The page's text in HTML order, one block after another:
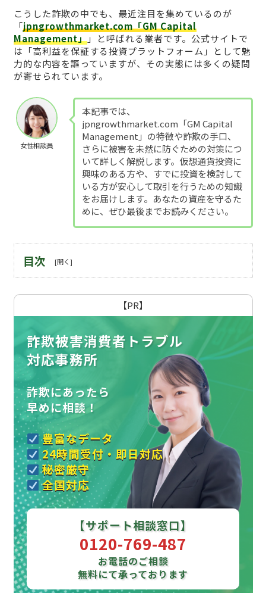
こうした詐欺の中でも、最近注目を集めているのが
「jpngrowthmarket.com「GM Capital
Management」」と呼ばれる業者です。公式サイトで
は「高利益を保証する投資プラットフォーム」として魅
力的な内容を謳っていますが、その実態には多くの疑問
が寄せられています。
女性相談員
本記事では、
jpngrowthmarket.com「GM Capital
Management」の特徴や詐欺の手口、
さらに被害を未然に防ぐための対策につ
いて詳しく解説します。仮想通貨投資に
興味のある方や、すでに投資を検討して
いる方が安心して取引を行うための知識
をお届けします。あなたの資産を守るた
めに、ぜひ最後までお読みください。
目次
【PR】
詐欺被害消費者トラブル
対応事務所
詐欺にあったら
早めに相談！
豊富なデータ
24時間受付・即日対応
秘密厳守
全国対応
【サポート相談窓口】
0120-769-487
お電話のご相談
無料にて承っております